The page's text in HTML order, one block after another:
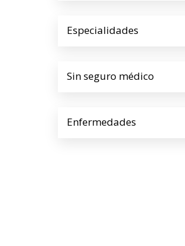
Especialidades
Sin seguro médico
Enfermedades